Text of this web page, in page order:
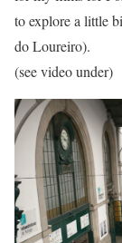
to explore a little
do Loureiro).
(see video under)